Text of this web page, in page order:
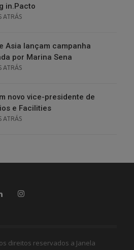
in.Pacto
ATRÁS
Asia lançam campanha
por Marina Sena
ATRÁS
novo vice-presidente de
e Facilities
ATRÁS
direitos reservados a Janela